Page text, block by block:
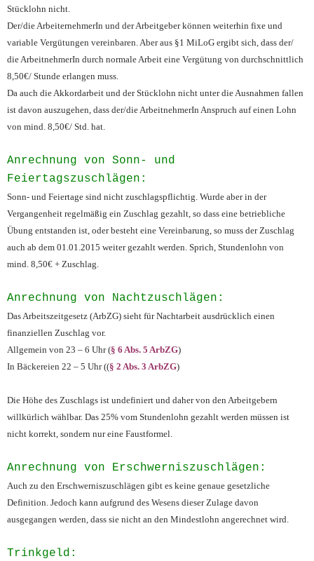
Stücklohn nicht.
Der/die ArbeiternehmerIn und der Arbeitgeber können weiterhin fixe und
variable Vergütungen vereinbaren. Aber aus §1 MiLoG ergibt sich, dass der/
die ArbeitnehmerIn durch normale Arbeit eine Vergütung von durchschnittlich
8,50€/ Stunde erlangen muss.
Da auch die Akkordarbeit und der Stücklohn nicht unter die Ausnahmen fallen
ist davon auszugehen, dass der/die ArbeitnehmerIn Anspruch auf einen Lohn
von mind. 8,50€/ Std. hat.
Anrechnung von Sonn- und
Feiertagszuschlägen:
Sonn- und Feiertage sind nicht zuschlagspflichtig. Wurde aber in der
Vergangenheit regelmäßig ein Zuschlag gezahlt, so dass eine betriebliche
Übung entstanden ist, oder besteht eine Vereinbarung, so muss der Zuschlag
auch ab dem 01.01.2015 weiter gezahlt werden. Sprich, Stundenlohn von
mind. 8,50€ + Zuschlag.
Anrechnung von Nachtzuschlägen:
Das Arbeitszeitgesetz (ArbZG) sieht für Nachtarbeit ausdrücklich einen
finanziellen Zuschlag vor.
Allgemein von 23 – 6 Uhr (§ 6 Abs. 5 ArbZG)
In Bäckereien 22 – 5 Uhr ((§ 2 Abs. 3 ArbZG)
Die Höhe des Zuschlags ist undefiniert und daher von den Arbeitgebern
willkürlich wählbar. Das 25% vom Stundenlohn gezahlt werden müssen ist
nicht korrekt, sondern nur eine Faustformel.
Anrechnung von Erschwerniszuschlägen:
Auch zu den Erschwerniszuschlägen gibt es keine genaue gesetzliche
Definition. Jedoch kann aufgrund des Wesens dieser Zulage davon
ausgegangen werden, dass sie nicht an den Mindestlohn angerechnet wird.
Trinkgeld: